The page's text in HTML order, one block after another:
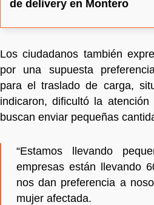
de delivery en Montero
Los ciudadanos también
por una supuesta
para el traslado de carga,
indicaron, dificultó la
buscan enviar pequeñas
“Estamos llevando
empresas están llevando
nos dan preferencia a
mujer afectada.